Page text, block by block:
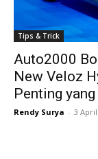
Tips & Trick
Auto2000
New Veloz
Penting
Rendy Surya - 3